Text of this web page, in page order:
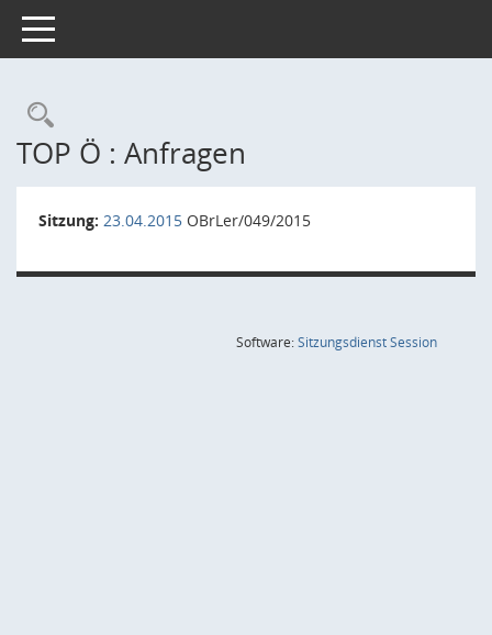
Toggle navigation
Rechercheauswahl
TOP Ö : Anfragen
Sitzung: 23.04.2015 OBrLer/049/2015
Software:SitzungsdienstSession(Wird in